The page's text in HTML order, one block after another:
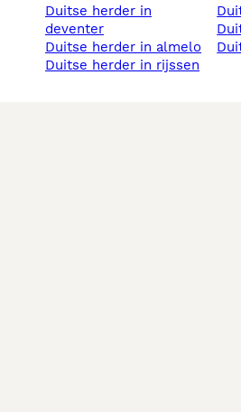
duitse herder in
deventer
duitse herder in almelo
duitse herder in rijssen